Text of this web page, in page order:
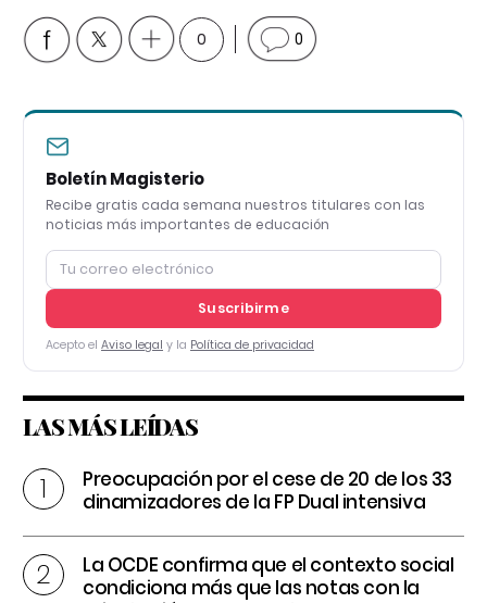
0 0
Boletín Magisterio
Recibe gratis cada semana nuestros titulares con las
noticias más importantes de educación
Suscribirme
Acepto el Aviso legal y la Política de privacidad
LAS MÁS LEÍDAS
Preocupación por el cese de 20 de los 33
dinamizadores de la FP Dual intensiva
La OCDE confirma que el contexto social
condiciona más que las notas con la